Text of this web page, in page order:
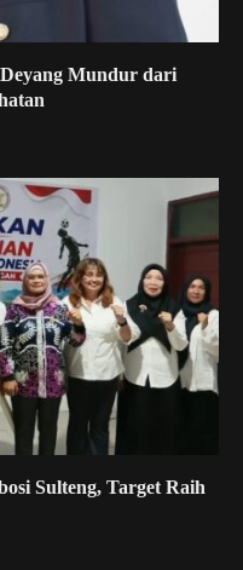
Mundur dari
Sulteng, Target Raih